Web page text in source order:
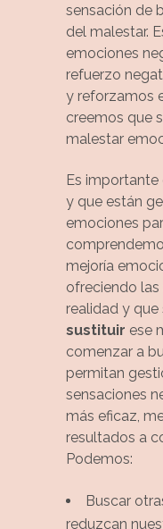
sensación de
del malestar.
emociones
refuerzo
y reforzamos
creemos que
malestar
Es
y que están
emociones
mejoría
ofreciendo las
realidad y
sustituir ese
comenzar a
permitan
sensaciones
más eficaz,
resultados a
Podemos:
Buscar
reduzcan